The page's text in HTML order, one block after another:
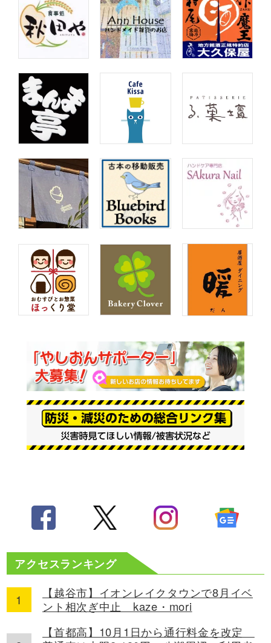
アクセスランキング
【越谷市】イオンレイクタウンで8月イベ
ント相次ぎ中止 kaze・mori
【首都高】10月1日から通行料金を改定